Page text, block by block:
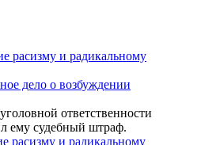
расизму и радикальному
дело о возбуждении
ответственности
ему судебный штраф.
расизму и радикальному